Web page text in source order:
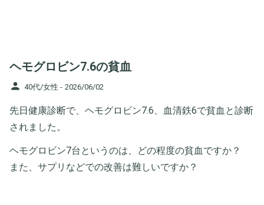
ヘモグロビン7.6の貧血
person 40代/女性 - 2026/06/02
先日健康診断で、ヘモグロビン7.6、血清鉄6で貧血と診断
されました。
ヘモグロビン7台というのは、どの程度の貧血ですか？
また、サプリなどでの改善は難しいですか？